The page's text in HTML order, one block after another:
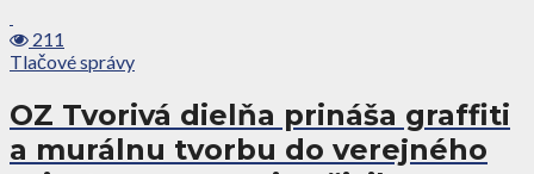
211
Tlačové správy
OZ Tvorivá dielňa prináša graffiti
a murálnu tvorbu do verejného